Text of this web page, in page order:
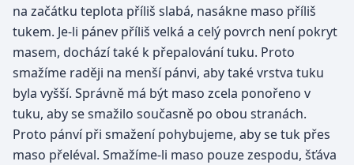
na začátku teplota příliš slabá, nasákne maso příliš
tukem. Je-li pánev příliš velká a celý povrch není pokryt
masem, dochází také k přepalování tuku. Proto
smažíme raději na menší pánvi, aby také vrstva tuku
byla vyšší. Správně má být maso zcela ponořeno v
tuku, aby se smažilo současně po obou stranách.
Proto pánví při smažení pohybujeme, aby se tuk přes
maso přeléval. Smažíme-li maso pouze zespodu, šťáva